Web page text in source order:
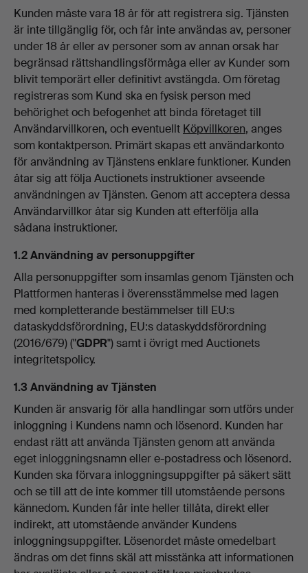
Kunden måste vara 18 år för att registrera sig. Tjänsten
är inte tillgänglig för, och får inte användas av, personer
under 18 år eller av personer som av annan orsak har
begränsad rättshandlingsförmåga eller av Kunder som
blivit temporärt eller definitivt avstängda. Om företag
registreras som Kund ska en fysisk person med
behörighet och befogenhet att binda företaget till
Användarvillkoren, och eventuellt Köpvillkoren, anges
som kontaktperson. Primärt skapas ett användarkonto
för användning av Tjänstens enklare funktioner. Kunden
åtar sig att följa Auctionets instruktioner avseende
användningen av Tjänsten. Genom att acceptera dessa
Användarvillkor åtar sig Kunden att efterfölja alla
sådana instruktioner.
1.2 Användning av personuppgifter
Alla personuppgifter som insamlas genom Tjänsten och
Plattformen hanteras i överensstämmelse med lagen
med kompletterande bestämmelser till EU:s
dataskyddsförordning, EU:s dataskyddsförordning
(2016/679) ("GDPR") samt i övrigt med Auctionets
integritetspolicy.
1.3 Användning av Tjänsten
Kunden är ansvarig för alla handlingar som utförs under
inloggning i Kundens namn och lösenord. Kunden har
endast rätt att använda Tjänsten genom att använda
eget inloggningsnamn eller e-postadress och lösenord.
Kunden ska förvara inloggningsuppgifter på säkert sätt
och se till att de inte kommer till utomstående persons
kännedom. Kunden får inte heller tillåta, direkt eller
indirekt, att utomstående använder Kundens
inloggningsuppgifter. Lösenordet måste omedelbart
ändras om det finns skäl att misstänka att informationen